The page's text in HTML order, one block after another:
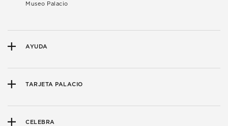
Museo Palacio
AYUDA
TARJETA PALACIO
CELEBRA